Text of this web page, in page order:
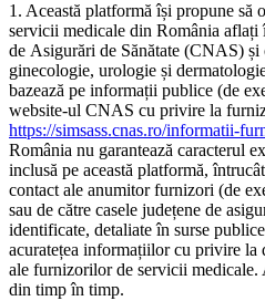
1. Această platformă își propune să
servicii medicale din România aflați
de Asigurări de Sănătate (CNAS) și
ginecologie, urologie și
bazează pe informații publice (de
website-ul CNAS cu privire la
https://simsass.cnas.ro/informatii-
România nu garantează caracterul
inclusă pe această platformă,
contact ale anumitor furnizori (de
sau de către casele județene de
identificate, detaliate în surse
acuratețea informațiilor cu privire la
ale furnizorilor de servicii medicale.
din timp în timp.